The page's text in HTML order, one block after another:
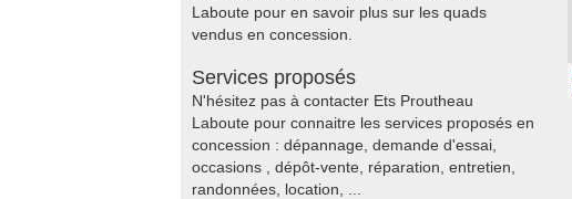
Laboute pour en savoir plus sur les quads
vendus en concession.
Services proposés
N'hésitez pas à contacter Ets Proutheau
Laboute pour connaitre les services proposés en
concession : dépannage, demande d'essai,
occasions , dépôt-vente, réparation, entretien,
randonnées, location, ...